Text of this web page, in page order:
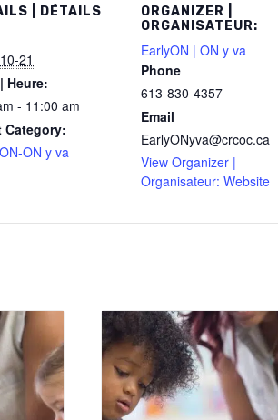
| DÉTAILS
21
Heure:
- 11:00 am
Category:
ON y va
ORGANIZER |
ORGANISATEUR:
EarlyON | ON y va
Phone
613-830-4357
Email
EarlyONyva@crcoc.ca
View Organizer |
Organisateur: Website